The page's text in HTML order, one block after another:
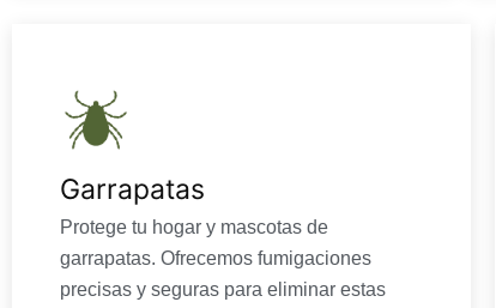
Garrapatas
Protege tu hogar y mascotas de
garrapatas. Ofrecemos fumigaciones
precisas y seguras para eliminar estas